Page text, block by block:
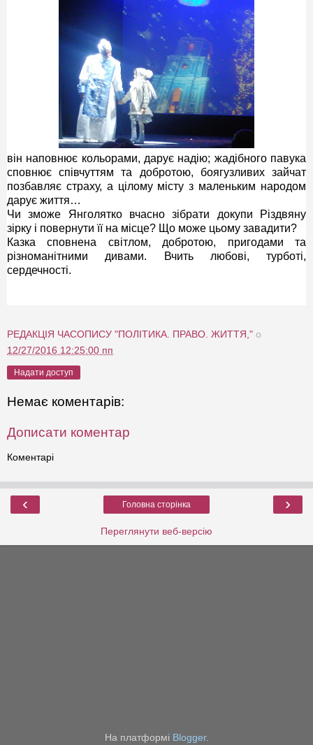
він наповнює кольорами, дарує надію; жадібного павука
сповнює співчуттям та добротою, боягузливих зайчат
позбавляє страху, а цілому місту з маленьким народом
дарує життя…
Чи зможе Янголятко вчасно зібрати докупи Різдвяну
зірку і повернути її на місце? Що може цьому завадити?
Казка сповнена світлом, добротою, пригодами та
різноманітними дивами. Вчить любові, турботі,
сердечності.
РЕДАКЦІЯ ЧАСОПИСУ "ПОЛІТИКА. ПРАВО. ЖИТТЯ," о
12/27/2016 12:25:00 пп
Надати доступ
Немає коментарів:
Дописати коментар
Коментарі
‹ ›
Головна сторінка
Переглянути веб-версію
На платформі Blogger.